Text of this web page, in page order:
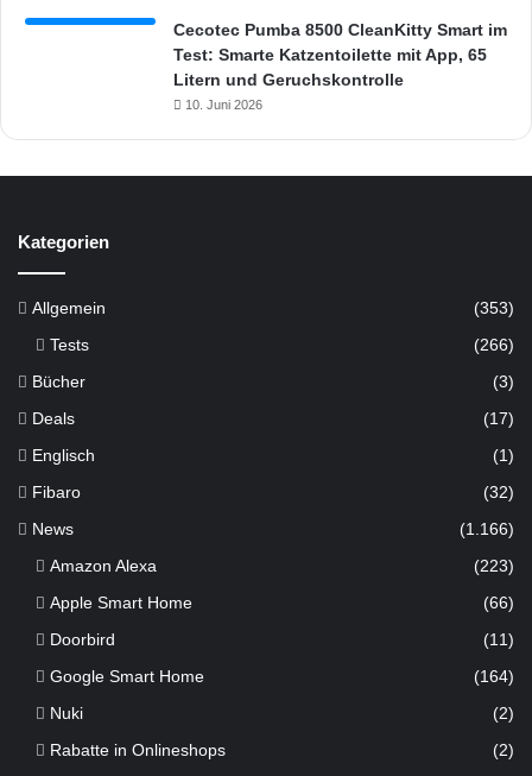
Cecotec Pumba 8500 CleanKitty Smart im
Test: Smarte Katzentoilette mit App, 65
Litern und Geruchskontrolle
10. Juni 2026
Kategorien
Allgemein (353)
Tests (266)
Bücher (3)
Deals (17)
Englisch (1)
Fibaro (32)
News (1.166)
Amazon Alexa
(223)
Apple Smart Home
(66)
Doorbird
(11)
Google Smart Home
(164)
Nuki
(2)
Rabatte in Onlineshops
(2)